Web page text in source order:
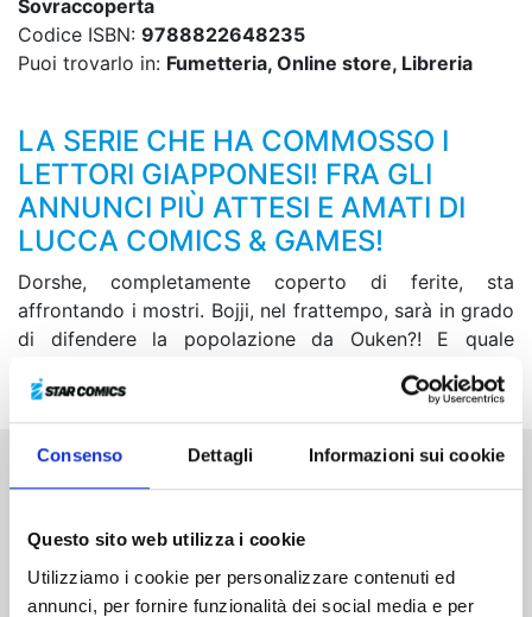
Consenso Dettagli Informazioni sui cookie
Questo sito web utilizza i cookie
Utilizziamo i cookie per personalizzare contenuti ed
annunci, per fornire funzionalità dei social media e per
Sovraccoperta
Codice ISBN: 9788822648235
Puoi trovarlo in: Fumetteria, Online store, Libreria
LA SERIE CHE HA COMMOSSO I
LETTORI GIAPPONESI! FRA GLI
ANNUNCI PIÙ ATTESI E AMATI DI
LUCCA COMICS & GAMES!
Dorshe, completamente coperto di ferite, sta
affrontando i mostri. Bojji, nel frattempo, sarà in grado
di difendere la popolazione da Ouken?! E quale